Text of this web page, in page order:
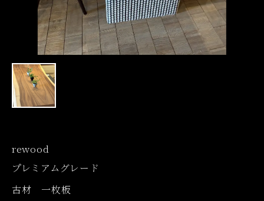
rewood
プレミアムグレード
古材 一枚板